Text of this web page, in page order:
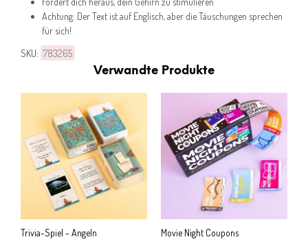
Achtung: Der Text ist auf Englisch, aber die Täuschungen sprechen
für sich!
SKU: 783265
Verwandte Produkte
Trivia-Spiel - Angeln Movie Night Coupons